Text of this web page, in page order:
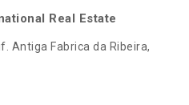
Real Estate
Antiga Fabrica da Ribeira,